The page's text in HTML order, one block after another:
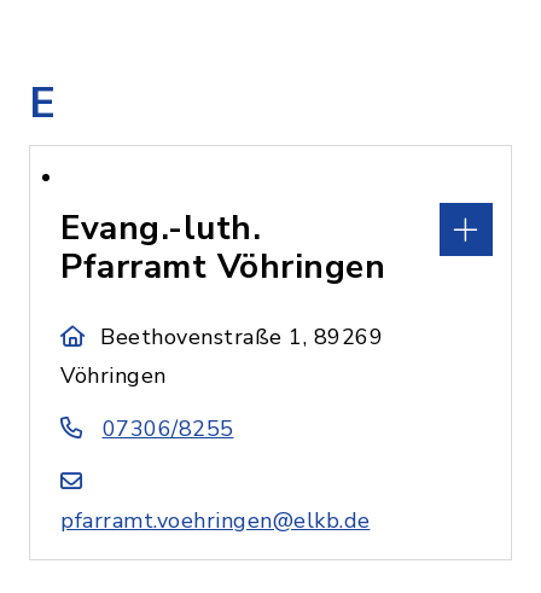
E
Evang.-luth.
Pfarramt Vöhringen
Beethovenstraße 1, 89269
Vöhringen
07306/8255
pfarramt.voehringen@elkb.de